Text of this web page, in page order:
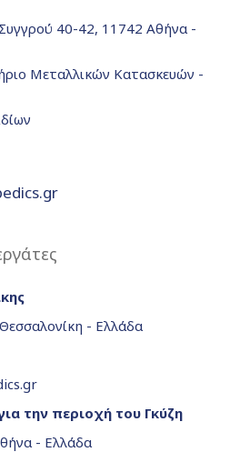
40-42, 11742 Αθήνα -
Μεταλλικών Κατασκευών -
- Ελλάδα
την περιοχή του Γκύζη
- Ελλάδα